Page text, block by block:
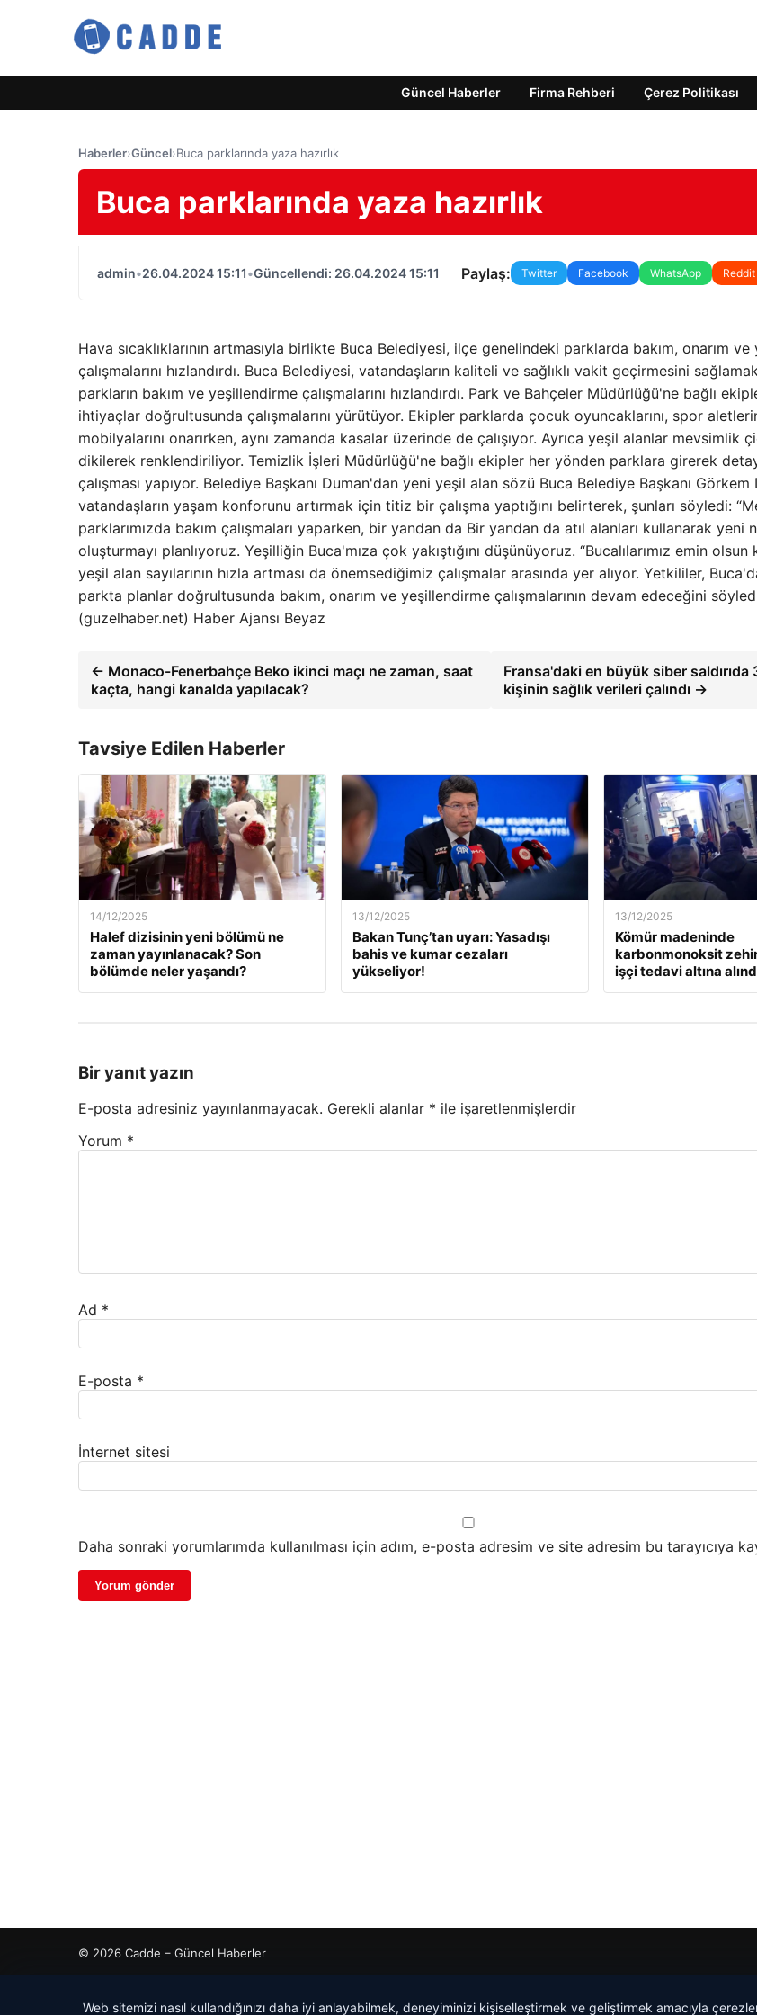
Güncel Haberler Firma Rehberi Çerez Politikası
Haberler›Güncel›Buca parklarında yaza hazırlık
Buca parklarında yaza hazırlık
admin•26.04.2024 15:11•Güncellendi: 26.04.2024 15:11 Paylaş: Twitter Facebook WhatsApp Reddit
Hava sıcaklıklarının artmasıyla birlikte Buca Belediyesi, ilçe genelindeki parklarda bakım, onarım
çalışmalarını hızlandırdı. Buca Belediyesi, vatandaşların kaliteli ve sağlıklı vakit geçirmesini
parkların bakım ve yeşillendirme çalışmalarını hızlandırdı. Park ve Bahçeler Müdürlüğü'ne bağlı
ihtiyaçlar doğrultusunda çalışmalarını yürütüyor. Ekipler parklarda çocuk oyuncaklarını, spor
mobilyalarını onarırken, aynı zamanda kasalar üzerinde de çalışıyor. Ayrıca yeşil alanlar mevsimlik
dikilerek renklendiriliyor. Temizlik İşleri Müdürlüğü'ne bağlı ekipler her yönden parklara girerek
çalışması yapıyor. Belediye Başkanı Duman'dan yeni yeşil alan sözü Buca Belediye Başkanı Görkem
vatandaşların yaşam konforunu artırmak için titiz bir çalışma yaptığını belirterek, şunları söyledi:
parklarımızda bakım çalışmaları yaparken, bir yandan da Bir yandan da atıl alanları kullanarak yeni
oluşturmayı planlıyoruz. Yeşilliğin Buca'mıza çok yakıştığını düşünüyoruz. “Bucalılarımız emin
yeşil alan sayılarının hızla artması da önemsediğimiz çalışmalar arasında yer alıyor. Yetkililer,
parkta planlar doğrultusunda bakım, onarım ve yeşillendirme çalışmalarının devam edeceğini
(guzelhaber.net) Haber Ajansı Beyaz
← Monaco-Fenerbahçe Beko ikinci maçı ne zaman, saat
kaçta, hangi kanalda yapılacak?
Fransa'daki en büyük siber saldırıda
kişinin sağlık verileri çalındı →
Tavsiye Edilen Haberler
14/12/2025
Halef dizisinin yeni bölümü ne
zaman yayınlanacak? Son
bölümde neler yaşandı?
13/12/2025
Bakan Tunç’tan uyarı: Yasadışı
bahis ve kumar cezaları
yükseliyor!
13/12/2025
Kömür madeninde
karbonmonoksit
işçi tedavi altına
Bir yanıt yazın
E-posta adresiniz yayınlanmayacak. Gerekli alanlar * ile işaretlenmişlerdir
Yorum *
Ad *
E-posta *
İnternet sitesi
Daha sonraki yorumlarımda kullanılması için adım, e-posta adresim ve site adresim bu tarayıcıya
© 2026 Cadde – Güncel Haberler
Web sitemizi nasıl kullandığınızı daha iyi anlayabilmek, deneyiminizi kişiselleştirmek ve geliştirmek amacıyla